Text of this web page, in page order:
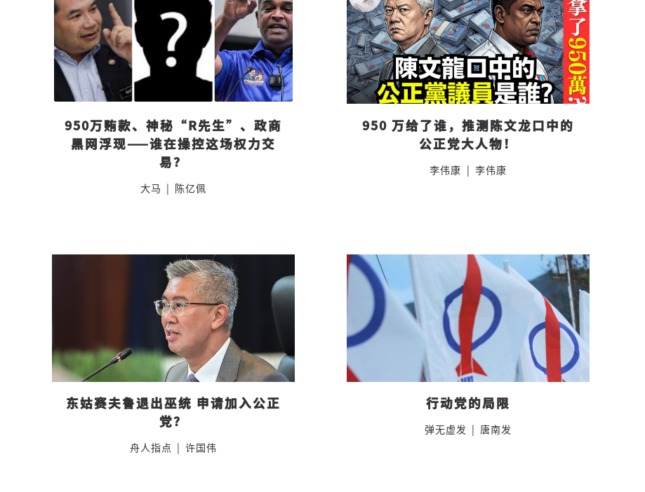
950万贿款、神秘“R先生”、政商
黑网浮现——谁在操控这场权力交
易？
大马 | 陈亿佩
950 万给了谁，推测陈文龙口中的
公正党大人物！
李伟康 | 李伟康
东姑赛夫鲁退出巫统 申请加入公正
党？
舟人指点 | 许国伟
行动党的局限
弹无虚发 | 唐南发